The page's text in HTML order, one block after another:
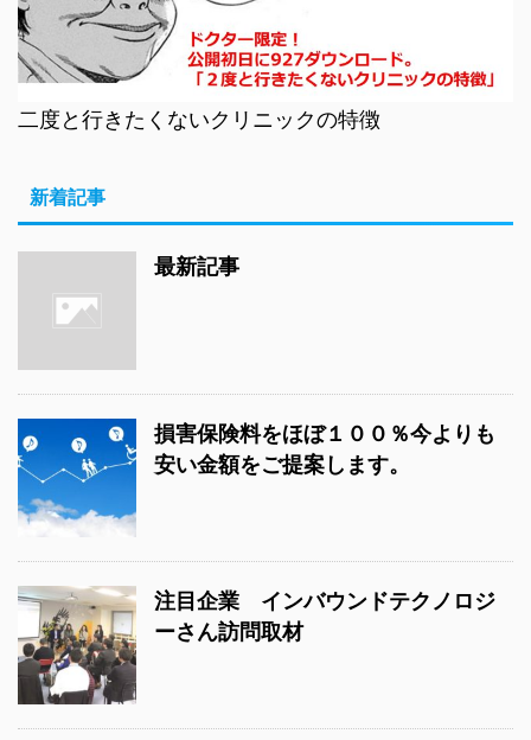
二度と行きたくないクリニックの特徴
新着記事
最新記事
損害保険料をほぼ１００％今よりも
安い金額をご提案します。
注目企業 インバウンドテクノロジ
ーさん訪問取材